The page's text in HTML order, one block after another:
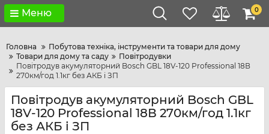
Меню 0
Головна
Побутова техніка, інструменти та товари для дому
Товари для дому та саду
Повітродувки
Повітродув акумуляторний Bosch GBL 18V-120 Professional 18В
270км/год 1.1кг без АКБ і ЗП
Повітродув акумуляторний Bosch GBL
18V-120 Professional 18В 270км/год 1.1кг
без АКБ і ЗП